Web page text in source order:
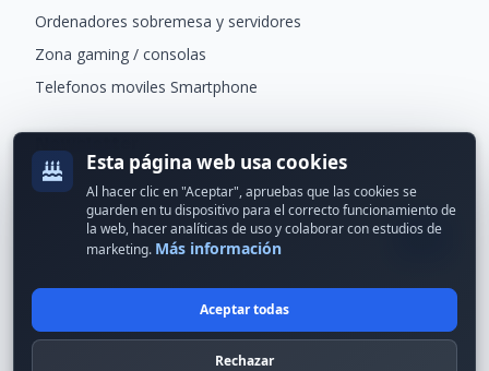
Ordenadores sobremesa y servidores
Zona gaming / consolas
Telefonos moviles Smartphone
Recibe ofertas exclusivas y novedades.
© 2024 Erson Tecnología. Todos los derechos reservados.
Esta página web usa cookies
Al hacer clic en "Aceptar", apruebas que las cookies se
guarden en tu dispositivo para el correcto funcionamiento de
la web, hacer analíticas de uso y colaborar con estudios de
marketing. Más información
Aceptar todas
Rechazar